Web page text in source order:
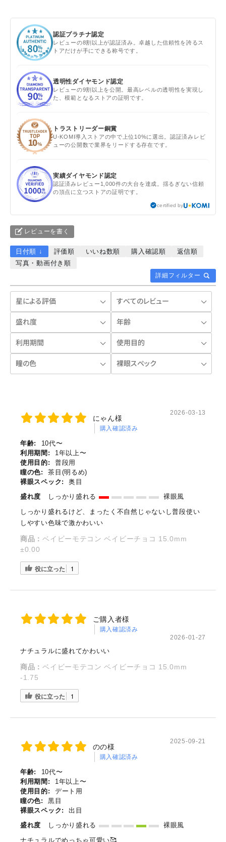
認証プラチナ認定
レビューの8割以上が認証済み。卓越した信頼性を誇るス
トアだけが手にできる称号です。
透明性ダイヤモンド認定
レビューの9割以上を公開。最高レベルの透明性を実現し
た、模範となるストアの証明です。
トラストリーダー銅賞
U-KOMI導入ストアの中で上位10%に選出。認証済みレビ
ューの公開数で業界をリードする存在です。
実績ダイヤモンド認定
認証済みレビュー1,000件の大台を達成。揺るぎない信頼
の頂点に立つストアの証明です。
certified by
レビューを書く
詳細フィルター
日付順 ↓ 評価順 いいね数順 購入確認順
返信順
写真・動画付き順
にゃん様
購入確認済み
2026-03-13
年齢:
10代〜
利用期間:
1年以上〜
使用目的:
普段用
瞳の色:
茶目(明るめ)
裸眼スペック:
奥目
盛れ度
しっかり盛れる
裸眼風
しっかり盛れるけど、まったく不自然じゃないし普段使い
しやすい色味で激かわいい
商品：ベイビーモテコン ベイビーチョコ 15.0mm
±0.00
役に立った 1
ご購入者様
購入確認済み
2026-01-27
ナチュラルに盛れてかわいい
商品：ベイビーモテコン ベイビーチョコ 15.0mm
-1.75
役に立った 1
のの様
購入確認済み
2025-09-21
年齢:
10代〜
利用期間:
1年以上〜
使用目的:
デート用
瞳の色:
黒目
裸眼スペック:
出目
盛れ度
しっかり盛れる
裸眼風
ナチュラルでめっちゃ可愛い🥰️